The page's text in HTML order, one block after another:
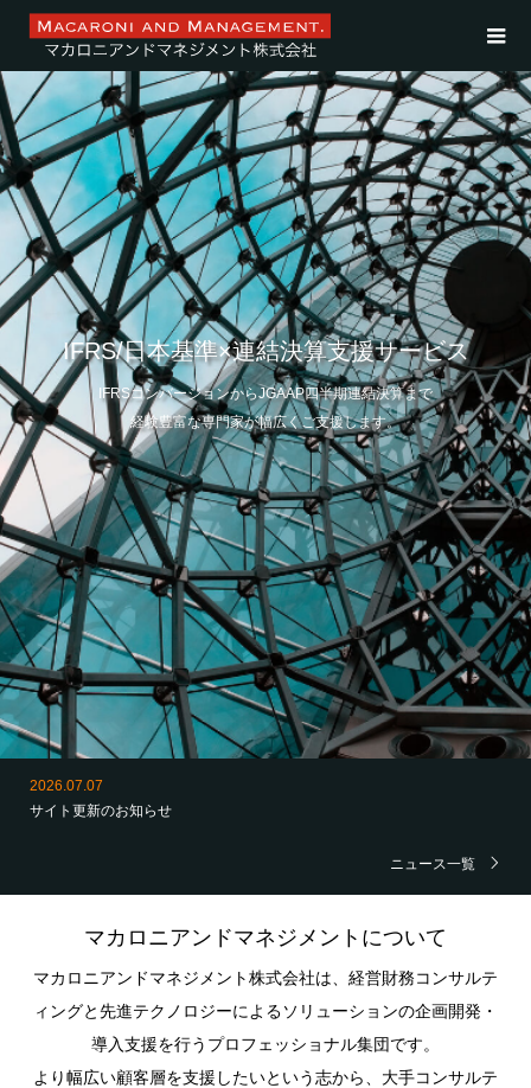
IFRS/日本基準×連結決算支援サービス
IFRSコンバージョンからJGAAP四半期連結決算まで
経験豊富な専門家が幅広くご支援します。
ニュース一覧
2025.12.25
2026.07.07
サイト更新のお知らせ
マカロニアンドマネジメントについて
マカロニアンドマネジメント株式会社は、経営財務コンサルテ
ィングと先進テクノロジーによるソリューションの企画開発・
導入支援を行うプロフェッショナル集団です。
より幅広い顧客層を支援したいという志から、大手コンサルテ